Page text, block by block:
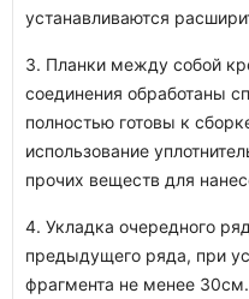
устанавливаются
3. Планки между собой
соединения обработаны
полностью готовы к
использование
прочих веществ для
4. Укладка очередного
предыдущего ряда, при
фрагмента не менее 30см.